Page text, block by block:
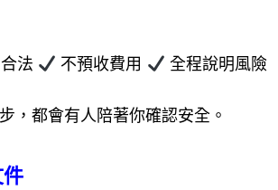
合法 不預收費用 全程說明風險
，都會有人陪著你確認安全。